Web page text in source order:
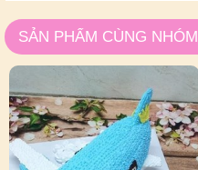
SẢN PHẨM CÙNG NHÓM